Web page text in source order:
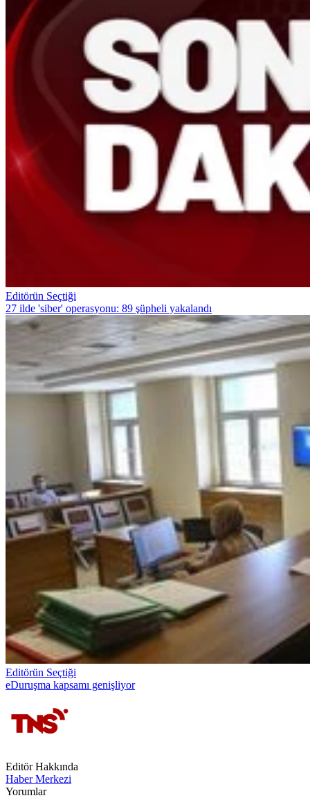
Editörün Seçtiği
27 ilde 'siber' operasyonu: 89 şüpheli yakalandı
Editörün Seçtiği
eDuruşma kapsamı genişliyor
Editör Hakkında
Haber Merkezi
Yorumlar